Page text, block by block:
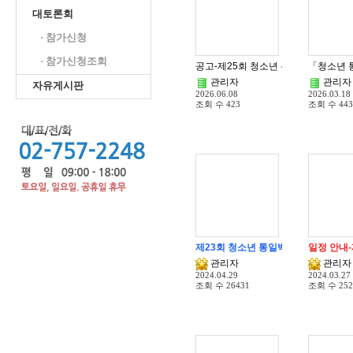
대토론회
· 참가신청
· 참가신청조회
자유게시판
공고-제25회 청소년 통일백일장 전국
관리자
2026.06.08
조회 수 423
「청소년
관리자
2026.03.18
조회 수 443
제23회 청소년 통일백일장 전국대회
관리자
2024.04.29
조회 수 26431
일정 안내
관리자
2024.03.27
조회 수